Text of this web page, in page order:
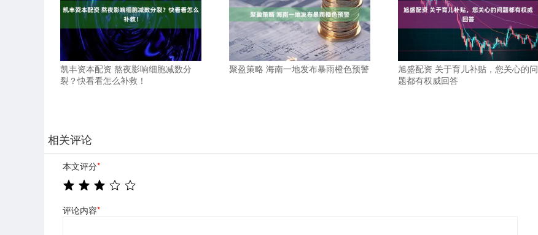
凯丰资本配资 熬夜影响细胞减数分
裂？快看看怎么补救！
聚盈策略 海南一地发布暴雨橙色预警
旭盛配资 关于育儿补贴，您关心的问
题都有权威回答
相关评论
本文评分*
评论内容*